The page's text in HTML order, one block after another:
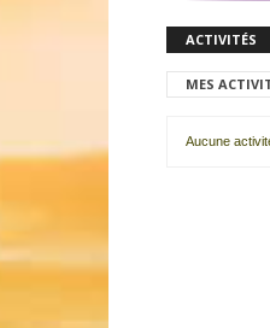
ACTIVITÉS
MES
Aucune